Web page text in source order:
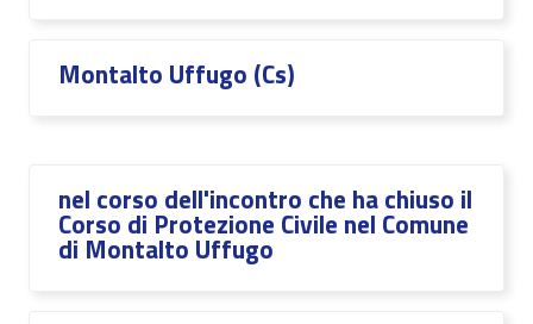
Montalto Uffugo (Cs)
nel corso dell'incontro che ha chiuso il
Corso di Protezione Civile nel Comune
di Montalto Uffugo